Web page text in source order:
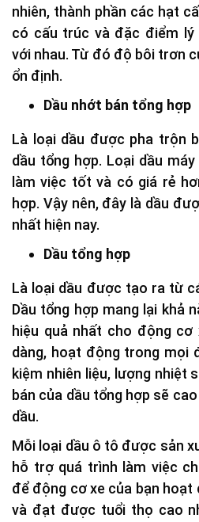
nhiên, thành phần các hạt
có cấu trúc và đặc điểm lý
với nhau. Từ đó độ bôi trơn
ổn định.
Dầu nhớt bán tổng hợp
Là loại dầu được pha trộn
dầu tổng hợp. Loại dầu
làm việc tốt và có giá rẻ
hợp. Vậy nên, đây là dầu
nhất hiện nay.
Dầu tổng hợp
Là loại dầu được tạo ra từ
Dầu tổng hợp mang lại khả
hiệu quả nhất cho động
dàng, hoạt động trong mọi
kiệm nhiên liệu, lượng nhiệt
bán của dầu tổng hợp sẽ
dầu.
Mỗi loại dầu ô tô được sản
hỗ trợ quá trình làm việc
để động cơ xe của bạn hoạt
và đạt được tuổi thọ cao